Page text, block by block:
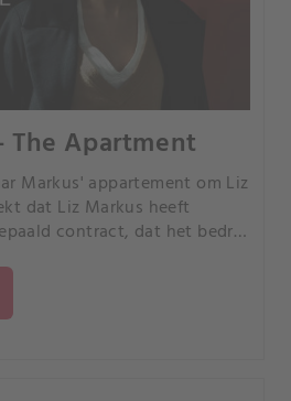
Apartment
Markus' appartement om Liz
dat Liz Markus heeft
contract, dat het bedrijf